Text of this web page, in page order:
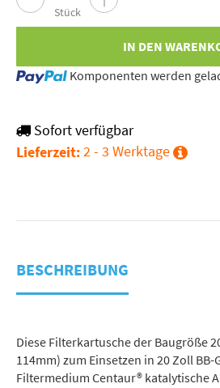
Stück
IN DEN
Loading... Komponenten werden
Sofort verfügbar
Lieferzeit:2 - 3 Werktage
BESCHREIBUNG
Diese Filterkartusche der Baugröße
114mm) zum Einsetzen in 20 Zoll
Filtermedium Centaur® katalytische